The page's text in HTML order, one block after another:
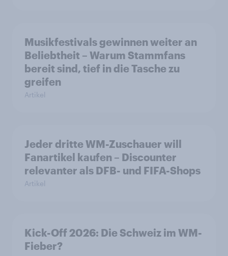
Musikfestivals gewinnen weiter an
Beliebtheit – Warum Stammfans
bereit sind, tief in die Tasche zu
greifen
Artikel
Jeder dritte WM-Zuschauer will
Fanartikel kaufen – Discounter
relevanter als DFB- und FIFA-Shops
Artikel
Kick-Off 2026: Die Schweiz im WM-
Fieber?​